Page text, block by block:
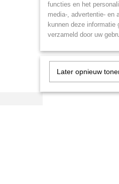
€ 17,95
functies en het
media-, advertentie- en
kunnen deze
verzameld door uw
Later opnieuw